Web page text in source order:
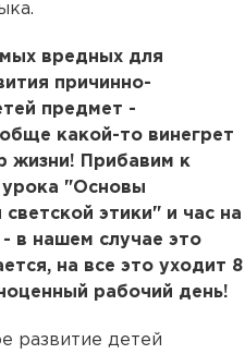
вредных для
причинно-
предмет -
какой-то винегрет
жизни! Прибавим к
"Основы
этики" и час на
в нашем случае это
на все это уходит 8
рабочий день!
развитие детей